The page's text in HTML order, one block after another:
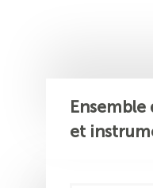
Ensemble
et